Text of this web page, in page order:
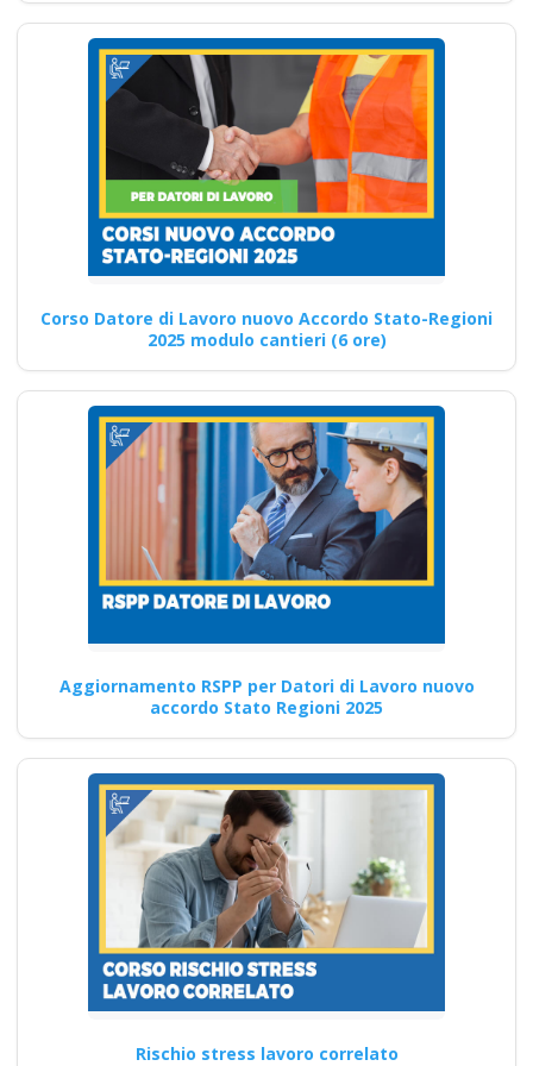
rischi specifici basso
medio alto
Riconoscimento
della formazione con
nuovo Accordo 2025
apri paprire un
centro di formazione
ente scuola
bilaterale
associazione
Corso Specializzato per
RSPP: Sicurezza e salute nei
settori agricoli Corsi di…
Continua
Guida pratica al
Corso PAV rischio
elettrico: tutto quello
che devi sapere
professionisti della
prevenzione degli infortuni
Quali sono le…
Continua
Corso Datore di Lavoro nuovo Accordo Stato-Regioni
2025 modulo cantieri (6 ore)
Aggiornamento RSPP per Datori di Lavoro nuovo
accordo Stato Regioni 2025
Rischio stress lavoro correlato